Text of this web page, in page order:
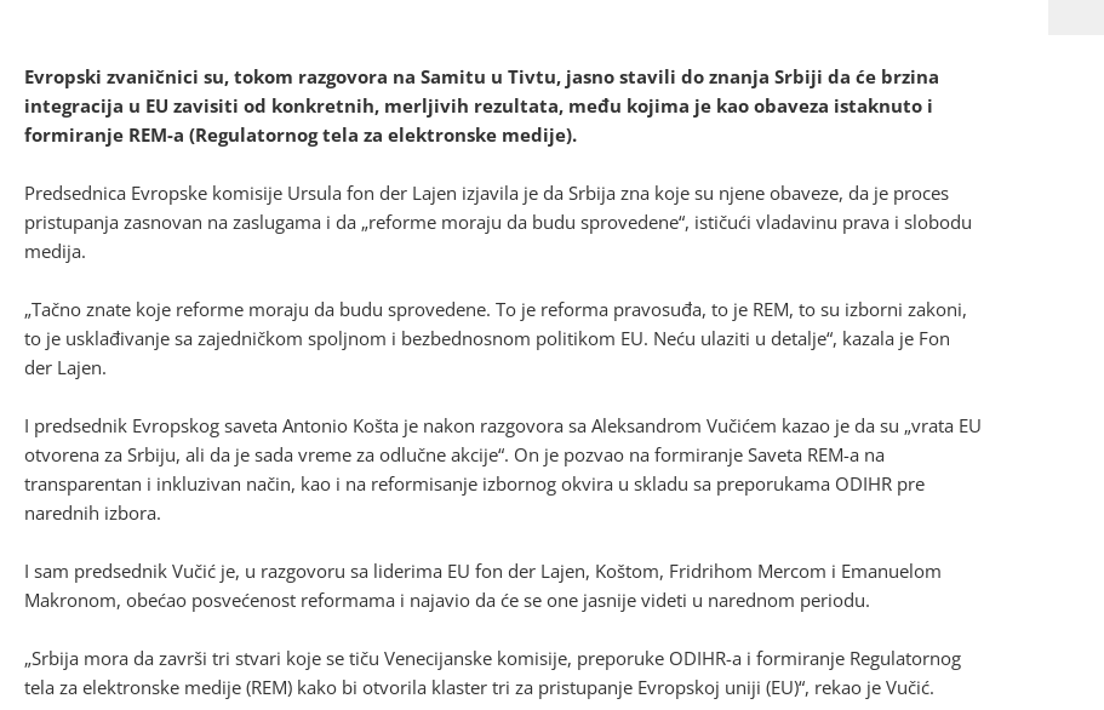
Evropski zvaničnici su, tokom razgovora na Samitu u Tivtu, jasno stavili do znanja Srbiji da će brzina
integracija u EU zavisiti od konkretnih, merljivih rezultata, među kojima je kao obaveza istaknuto i
formiranje REM-a (Regulatornog tela za elektronske medije).
Predsednica Evropske komisije Ursula fon der Lajen izjavila je da Srbija zna koje su njene obaveze, da je proces
pristupanja zasnovan na zaslugama i da „reforme moraju da budu sprovedene“, ističući vladavinu prava i slobodu
medija.
„Tačno znate koje reforme moraju da budu sprovedene. To je reforma pravosuđa, to je REM, to su izborni zakoni,
to je usklađivanje sa zajedničkom spoljnom i bezbednosnom politikom EU. Neću ulaziti u detalje“, kazala je Fon
der Lajen.
I predsednik Evropskog saveta Antonio Košta je nakon razgovora sa Aleksandrom Vučićem kazao je da su „vrata EU
otvorena za Srbiju, ali da je sada vreme za odlučne akcije“. On je pozvao na formiranje Saveta REM-a na
transparentan i inkluzivan način, kao i na reformisanje izbornog okvira u skladu sa preporukama ODIHR pre
narednih izbora.
I sam predsednik Vučić je, u razgovoru sa liderima EU fon der Lajen, Koštom, Fridrihom Mercom i Emanuelom
Makronom, obećao posvećenost reformama i najavio da će se one jasnije videti u narednom periodu.
„Srbija mora da završi tri stvari koje se tiču Venecijanske komisije, preporuke ODIHR-a i formiranje Regulatornog
tela za elektronske medije (REM) kako bi otvorila klaster tri za pristupanje Evropskoj uniji (EU)“, rekao je Vučić.